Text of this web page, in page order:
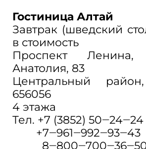
Гостиница Алтай
Завтрак (шведский
в стоимость
​Проспект
Анатолия, 83​
Центральный
656056
4 этажа
Тел. +7 (3852) 50‒24‒24
+7‒961‒992‒93‒43